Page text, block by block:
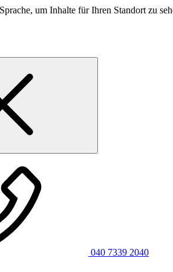
um Inhalte für Ihren Standort zu
040 7339 2040